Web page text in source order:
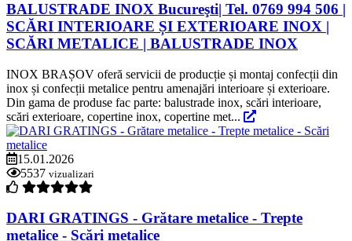
BALUSTRADE INOX Bucureşti| Tel. 0769 994 506 |
SCĂRI INTERIOARE ȘI EXTERIOARE INOX |
SCĂRI METALICE | BALUSTRADE INOX
INOX BRAȘOV oferă servicii de producție și montaj confecții din
inox și confecții metalice pentru amenajări interioare și exterioare.
Din gama de produse fac parte: balustrade inox, scări interioare,
scări exterioare, copertine inox, copertine met...
15.01.2026
5537 vizualizari
DARI GRATINGS - Grătare metalice - Trepte
metalice - Scări metalice